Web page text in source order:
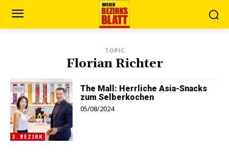
TOPIC
Florian Richter
3. BEZIRK
The Mall: Herrliche Asia-Snacks
zum Selberkochen
05/08/2024